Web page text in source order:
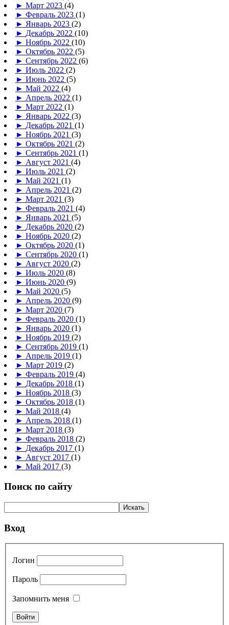
► Март 2023 (4)
► Февраль 2023 (1)
► Январь 2023 (2)
► Декабрь 2022 (10)
► Ноябрь 2022 (10)
► Октябрь 2022 (5)
► Сентябрь 2022 (6)
► Июль 2022 (2)
► Июнь 2022 (5)
► Май 2022 (4)
► Апрель 2022 (1)
► Март 2022 (1)
► Январь 2022 (3)
► Декабрь 2021 (1)
► Ноябрь 2021 (3)
► Октябрь 2021 (2)
► Сентябрь 2021 (1)
► Август 2021 (4)
► Июль 2021 (2)
► Май 2021 (1)
► Апрель 2021 (2)
► Март 2021 (3)
► Февраль 2021 (4)
► Январь 2021 (5)
► Декабрь 2020 (2)
► Ноябрь 2020 (2)
► Октябрь 2020 (1)
► Сентябрь 2020 (1)
► Август 2020 (2)
► Июль 2020 (8)
► Июнь 2020 (9)
► Май 2020 (5)
► Апрель 2020 (9)
► Март 2020 (7)
► Февраль 2020 (1)
► Январь 2020 (1)
► Ноябрь 2019 (2)
► Сентябрь 2019 (1)
► Апрель 2019 (1)
► Март 2019 (2)
► Февраль 2019 (4)
► Декабрь 2018 (1)
► Ноябрь 2018 (3)
► Октябрь 2018 (1)
► Май 2018 (4)
► Апрель 2018 (1)
► Март 2018 (3)
► Февраль 2018 (2)
► Декабрь 2017 (1)
► Август 2017 (1)
► Май 2017 (3)
Поиск по сайту
Вход
Логин
Пароль
Запомнить меня